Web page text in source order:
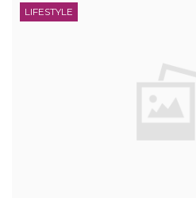
LIFESTYLE